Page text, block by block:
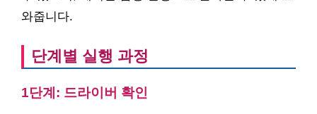
와줍니다.
단계별 실행 과정
1단계: 드라이버 확인